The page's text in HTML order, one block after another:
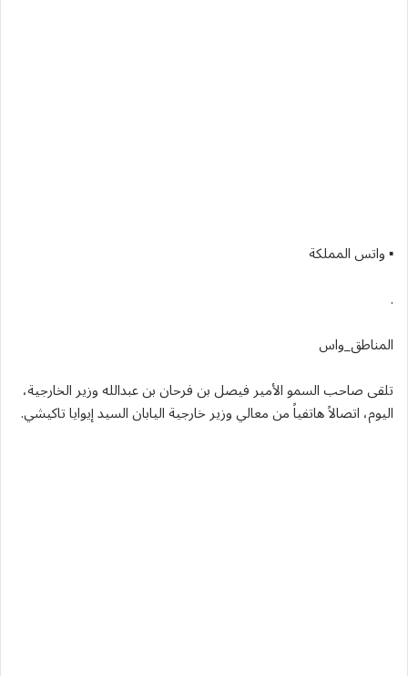
▪︎ واتس المملكة
.
المناطق_واس
تلقى صاحب السمو الأمير فيصل بن فرحان بن عبدالله وزير الخارجية،
اليوم، اتصالاً هاتفياً من معالي وزير خارجية اليابان السيد إيوايا تاكيشي.